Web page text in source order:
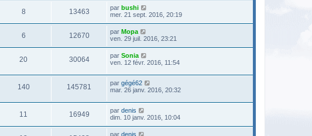
8 13463 par bushi
mer. 21 sept. 2016, 20:19
6 12670 par Mopa
ven. 29 juil. 2016, 23:21
20 30064 par Sonia
ven. 12 févr. 2016, 11:54
140 145781 par gégé62
mar. 26 janv. 2016, 20:32
11 16949 par denis
dim. 10 janv. 2016, 10:04
par denis